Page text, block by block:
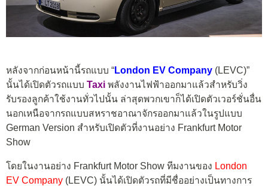
หลังจากก่อนหน้านี้รถแบบ “London EV Company (LEVC)”
นั้นได้เปิดตัวรถแบบ Taxi พลังงานไฟฟ้าออกมาแล้วสำหรับวิ่ง
รับรองลูกค้าใช้งานทั่วไปนั้น ล่าสุดพวกเขาก็ได้เปิดตัวเวอร์ชั่นอื่น
นอกเหนือจากรถแบบสหราชอาณาจักรออกมาแล้วในรูปแบบ
German Version สำหรับเปิดตัวที่งานอย่าง Frankfurt Motor
Show
โดยในงานอย่าง Frankfurt Motor Show ทีมงานของ London
EV Company (LEVC) นั้นได้เปิดตัวรถที่มีชื่ออย่างเป็นทางการ